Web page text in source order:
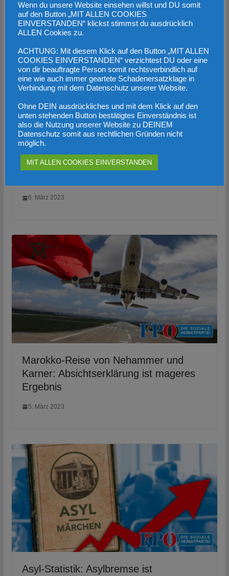
Großbritannien will Recht auf Asyl
einschränken: Haimbuchner fordert
britische „No Way!“-Politik auch für
6. März 2023
Marokko-Reise von Nehammer und
Karner: Absichtserklärung ist mageres
Ergebnis
5. März 2023
Asyl-Statistik: Asylbremse ist
Wenn du unsere Website einsehen willst und DU somit
auf den Button „MIT ALLEN COOKIES
EINVERSTANDEN“ klickst stimmst du ausdrücklich
ALLEN Cookies zu.
ACHTUNG: Mit diesem Klick auf den Button „MIT ALLEN
COOKIES EINVERSTANDEN“ verzichtest DU oder eine
von dir beauftragte Person somit rechtsverbindlich auf
eine wie auch immer geartete Schadenersatzklage in
Verbindung mit dem Datenschutz unserer Website.
Ohne DEIN ausdrückliches und mit dem Klick auf den
unten stehenden Button bestätigtes Einverständnis ist
also die Nutzung unserer Website zu DEINEM
Datenschutz somit aus rechtlichen Gründen nicht
möglich.
MIT ALLEN COOKIES EINVERSTANDEN